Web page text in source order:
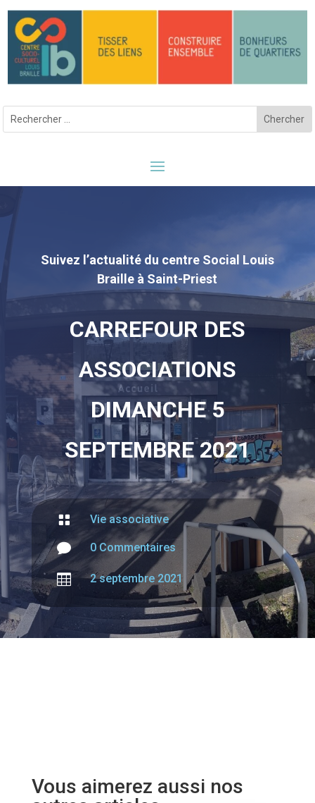
Suivez l’actualité du centre Social Louis
Braille à Saint-Priest
CARREFOUR DES
ASSOCIATIONS
DIMANCHE 5
SEPTEMBRE 2021
 Vie associative
 0 Commentaires
 2 septembre 2021
Vous aimerez aussi nos